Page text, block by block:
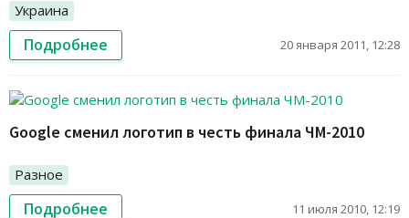
Украина
Подробнее 20 января 2011, 12:28
Google сменил логотип в честь финала ЧМ-2010
Разное
Подробнее 11 июля 2010, 12:19